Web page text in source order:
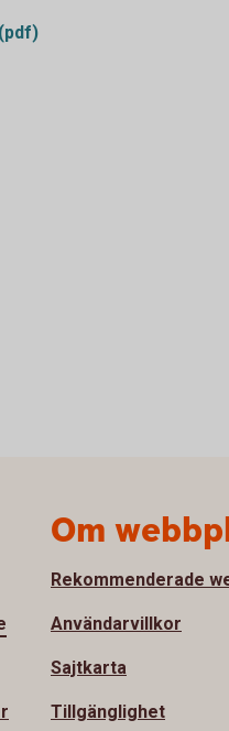
Om
Rekommenderade
Användarvillkor
Sajtkarta
Tillgänglighet